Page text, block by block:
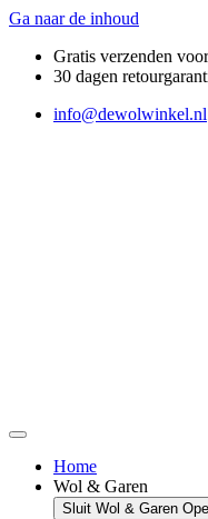
Ga naar de inhoud
Gratis verzenden
30 dagen
info@dewolwinkel.nl
Home
Wol & Garen
Sluit Wol & Garen